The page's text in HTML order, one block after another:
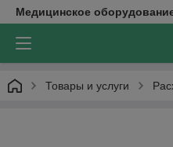
Медицинское
Товары и услуги